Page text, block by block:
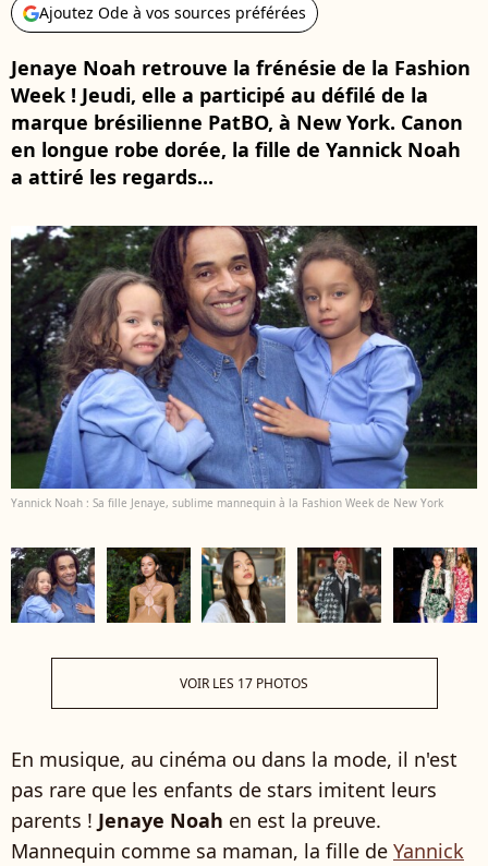
Ajoutez Ode à vos sources préférées
Jenaye Noah retrouve la frénésie de la Fashion
Week ! Jeudi, elle a participé au défilé de la
marque brésilienne PatBO, à New York. Canon
en longue robe dorée, la fille de Yannick Noah
a attiré les regards...
Yannick Noah : Sa fille Jenaye, sublime mannequin à la Fashion Week de New York
VOIR LES 17 PHOTOS
En musique, au cinéma ou dans la mode, il n'est
pas rare que les enfants de stars imitent leurs
parents ! Jenaye Noah en est la preuve.
Mannequin comme sa maman, la fille de Yannick